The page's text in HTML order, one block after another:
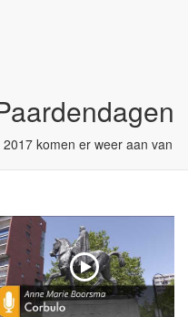
komen er weer aan van